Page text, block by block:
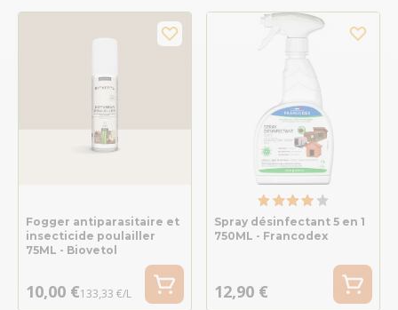
Fogger antiparasitaire et
insecticide poulailler
75ML - Biovetol
10,00 €133,33 €/L
Spray désinfectant 5 en 1
750ML - Francodex
12,90 €